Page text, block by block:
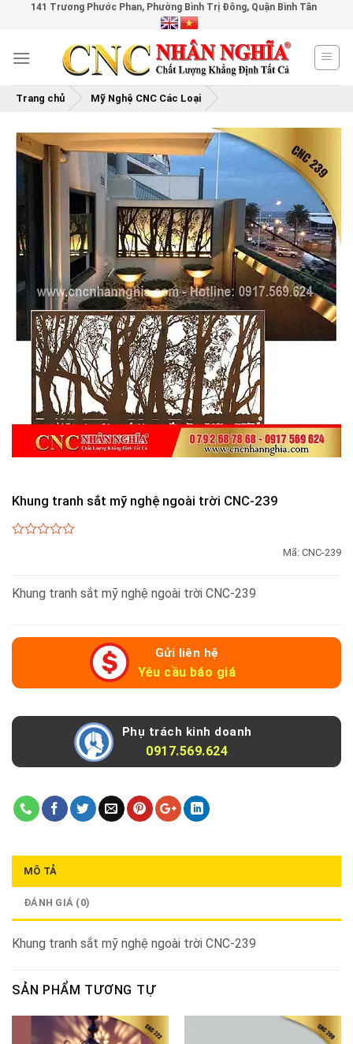
content
141 Trương Phước Phan, Phường Bình Trị Đông, Quận Bình Tân
Trang chủ Mỹ Nghệ CNC Các Loại
Khung tranh sắt mỹ nghệ ngoài trời CNC-239
5
Mã:CNC-239
Khung tranh sắt mỹ nghệ ngoài trời CNC-239
Gửi liên hệ
Yêu cầu báo giá
Phụ trách kinh doanh
0917.569.624
MÔ TẢ
ĐÁNH GIÁ (0)
Khung tranh sắt mỹ nghệ ngoài trời CNC-239
SẢN PHẨM TƯƠNG TỰ